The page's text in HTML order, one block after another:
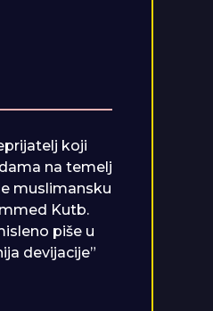
koji
na temelj
muslimansku
Kutb.
piše u
devijacije”